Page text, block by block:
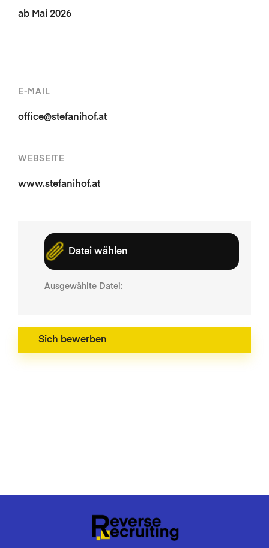
ab Mai 2026
E-MAIL
office@stefanihof.at
WEBSEITE
www.stefanihof.at
Datei wählen